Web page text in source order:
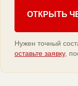
ОТКРЫТЬ
Нужен точный
оставьте заявку,